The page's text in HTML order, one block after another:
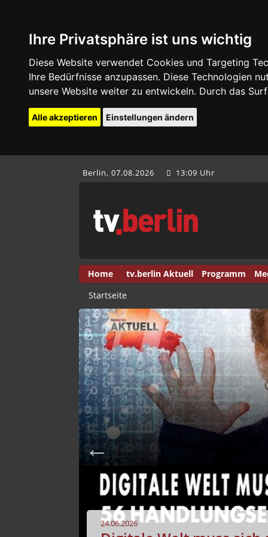
Ihre Privatsphäre ist uns wichtig
Diese Website verwendet Cookies und Targeting
Ihre Bedürfnisse anzupassen. Diese Technologien
unsere Website weiter zu entwickeln. Durch das
Alle akzeptieren Einstellungen ändern
Berlin, 07.08.2026 13:09 Uhr
Home tv.berlin Aktuell Programm
Startseite
24.06.2026